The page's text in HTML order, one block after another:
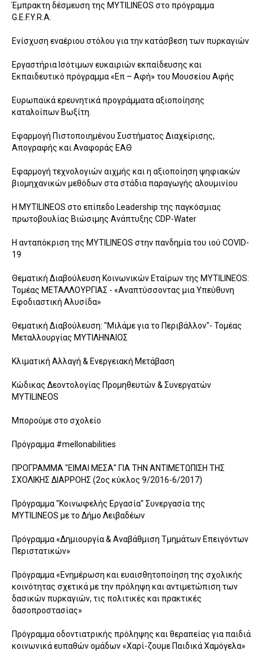
Έμπρακτη δέσμευση της MYTILINEOS στο πρόγραμμα
G.E.F.Y.R.A.
Ενίσχυση εναέριου στόλου για την κατάσβεση των πυρκαγιών
Εργαστήρια Ισότιμων ευκαιριών εκπαίδευσης και
Εκπαιδευτικό πρόγραμμα «Επ – Αφή» του Μουσείου Αφής
Ευρωπαϊκά ερευνητικά προγράμματα αξιοποίησης
καταλοίπων Βωξίτη.
Εφαρμογή Πιστοποιημένου Συστήματος Διαχείρισης,
Απογραφής και Αναφοράς ΕΑΘ
Εφαρμογή τεχνολογιών αιχμής και η αξιοποίηση ψηφιακών
βιομηχανικών μεθόδων στα στάδια παραγωγής αλουμινίου
Η MYTILINEOS στο επίπεδο Leadership της παγκόσμιας
πρωτοβουλίας Bιώσιμης Ανάπτυξης CDP-Water
Η ανταπόκριση της MYTILINEOS στην πανδημία του ιού COVID-
19
Θεματική Διαβούλευση Κοινωνικών Εταίρων της MYTILINEOS:
Τομέας ΜΕΤΑΛΛΟΥΡΓΙΑΣ - «Αναπτύσσοντας μια Υπεύθυνη
Εφοδιαστική Αλυσίδα»
Θεματική Διαβούλευση: "Μιλάμε για το Περιβάλλον"- Τομέας
Μεταλλουργίας ΜΥΤΙΛΗΝΑΙΟΣ
Κλιματική Αλλαγή & Ενεργειακή Μετάβαση
Κώδικας Δεοντολογίας Προμηθευτών & Συνεργατών
MYTILINEOS
Μπορούμε στο σχολείο
Πρόγραμμα #mellonabilities
ΠΡΟΓΡΑΜΜΑ "ΕΙΜΑΙ ΜΕΣΑ" ΓΙΑ ΤΗΝ ΑΝΤΙΜΕΤΩΠΙΣΗ ΤΗΣ
ΣΧΟΛΙΚΗΣ ΔΙΑPΡΟΗΣ (2ος κύκλος 9/2016-6/2017)
Πρόγραμμα "Κοινωφελής Εργασία" Συνεργασία της
MYTILINEOS με το Δήμο Λειβαδέων
Πρόγραμμα «Δημιουργία & Αναβάθμιση Τμημάτων Επειγόντων
Περιστατικών»
Πρόγραμμα «Ενημέρωση και ευαισθητοποίηση της σχολικής
κοινότητας σχετικά με την πρόληψη και αντιμετώπιση των
δασικών πυρκαγιών, τις πολιτικές και πρακτικές
δασοπροστασίας»
Πρόγραμμα οδοντιατρικής πρόληψης και θεραπείας για παιδιά
κοινωνικά ευπαθών ομάδων «Χαρί-ζουμε Παιδικά Χαμόγελα»